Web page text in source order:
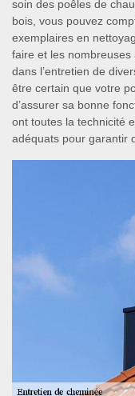
soin des poêles de
bois, vous pouvez
exemplaires en
faire et les nombreuses
dans l’entretien de
être certain que votre
d’assurer sa bonne
ont toutes la technicité
adéquats pour garantir